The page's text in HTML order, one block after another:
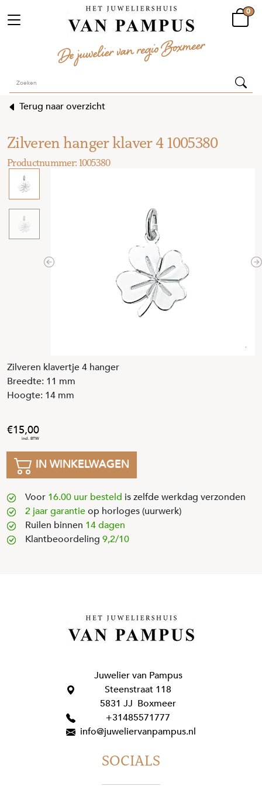
0
Terug naar overzicht
Zilveren hanger klaver 4 1005380
Previous
Zilveren klavertje 4 hanger
Breedte: 11 mm
Hoogte: 14 mm
15,00
IN WINKELWAGEN
Voor 16.00 uur besteld is zelfde werkdag verzonden
2 jaar garantieop horloges (uurwerk)
Ruilen binnen 14 dagen
Klantbeoordeling 9,2/10
Juwelier van Pampus
Steenstraat 118
5831 JJ Boxmeer
+31485571777
info@juweliervanpampus.nl
SOCIALS